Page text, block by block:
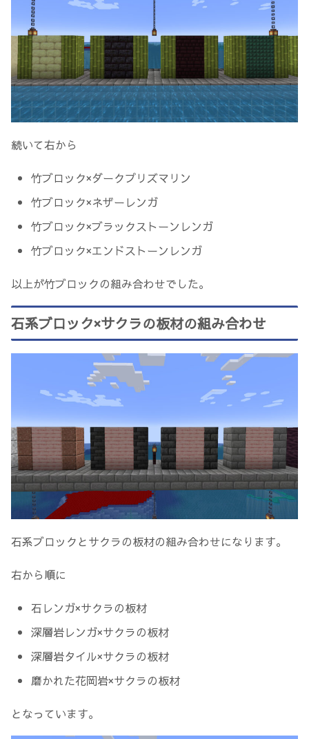
続いて右から
竹ブロック×ダークプリズマリン
竹ブロック×ネザーレンガ
竹ブロック×ブラックストーンレンガ
竹ブロック×エンドストーンレンガ
以上が竹ブロックの組み合わせでした。
石系ブロック×サクラの板材の組み合わせ
石系ブロックとサクラの板材の組み合わせになります。
右から順に
石レンガ×サクラの板材
深層岩レンガ×サクラの板材
深層岩タイル×サクラの板材
磨かれた花岡岩×サクラの板材
となっています。